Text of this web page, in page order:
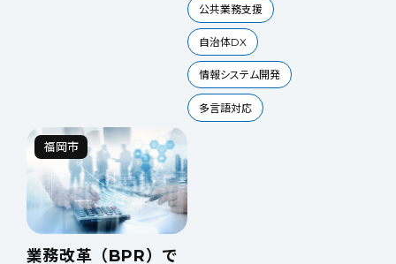
公共業務支援
自治体DX
情報システム開発
多言語対応
福岡市
業務改革（BPR）で